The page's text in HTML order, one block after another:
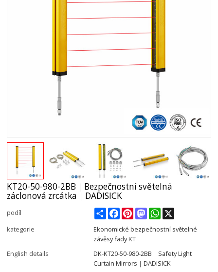
KT20-50-980-2BB｜Bezpečnostní světelná
záclonová zrcátka｜DADISICK
podíl ShareFacebookPinterestMastodonWhatsApp
kategorie
Ekonomické bezpečnostní světelné
závěsy řady KT
English details
DK-KT20-50-980-2BB｜Safety Light
Curtain Mirrors｜DADISICK